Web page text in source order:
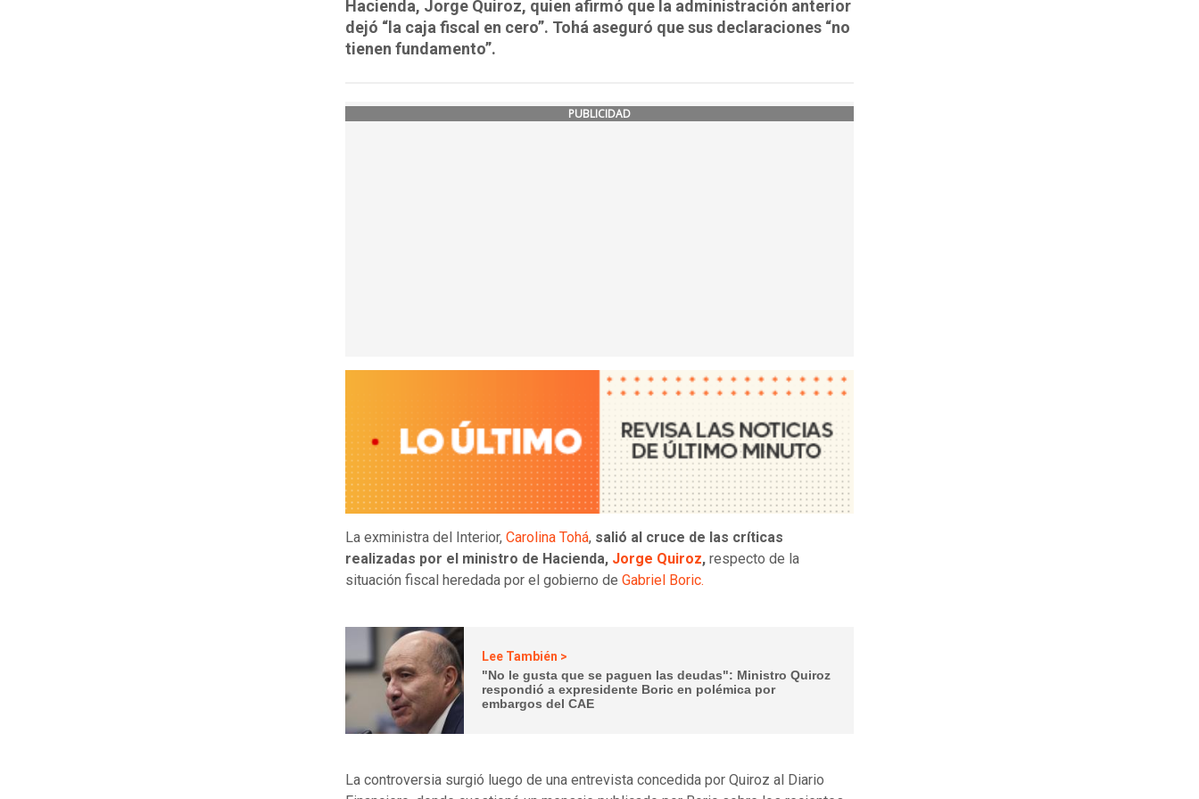
Hacienda, Jorge Quiroz, quien afirmó que la administración anterior
dejó “la caja fiscal en cero”. Tohá aseguró que sus declaraciones “no
tienen fundamento”.
PUBLICIDAD
La exministra del Interior, Carolina Tohá, salió al cruce de las críticas
realizadas por el ministro de Hacienda, Jorge Quiroz, respecto de la
situación fiscal heredada por el gobierno de Gabriel Boric.
Lee También >
"No le gusta que se paguen las deudas": Ministro Quiroz
respondió a expresidente Boric en polémica por
embargos del CAE
La controversia surgió luego de una entrevista concedida por Quiroz al Diario